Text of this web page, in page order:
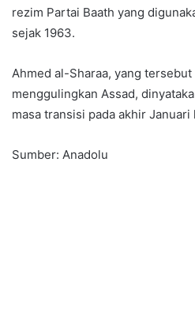
rezim Partai Baath yang
sejak 1963.
Ahmed al-Sharaa, yang
menggulingkan Assad,
masa transisi pada akhir Januari
Sumber: Anadolu